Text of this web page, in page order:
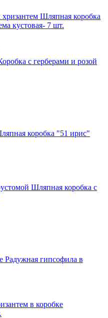
Шляпная коробка
кустовая- 7 шт.
с герберами и розой
коробка "51 ирис"
Шляпная коробка с
Радужная гипсофила в
в коробке